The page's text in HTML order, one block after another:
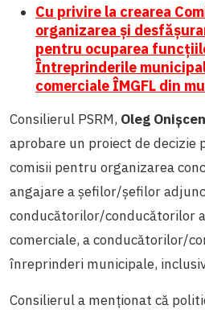
Cu privire la crearea
organizarea și
pentru ocuparea
Întreprinderile
comerciale ÎMGFL din
Consilierul PSRM, Oleg
aprobare un proiect de decizie
comisii pentru organizarea
angajare a șefilor/șefilor
conducătorilor/conducătorilor
comerciale, a conducătorilor/
înreprinderi municipale,
Consilierul a menționat că